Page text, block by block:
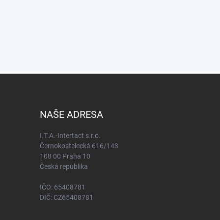
NAŠE ADRESA
I.T.A.-Intertact s.r.o.
Černokostelecká 616/143
108 00 Praha 10
Česká republika
IČO: 65408781
DIČ: CZ65408781